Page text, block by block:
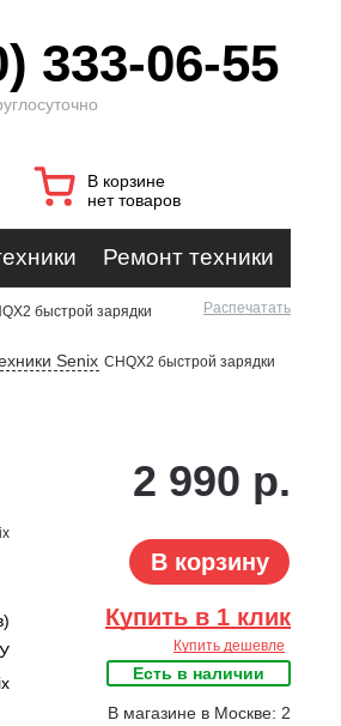
333-06-55
В корзине
нет товаров
Ремонт техники
быстрой зарядки
Распечатать
Senix CHQX2 быстрой зарядки
2 990 р.
В корзину
Купить в 1 клик
Купить дешевле
Есть в наличии
В магазине в Москве: 2